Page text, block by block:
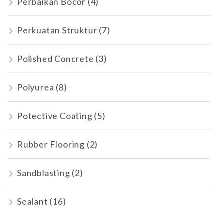
Perkuatan Struktur (7)
Polished Concrete (3)
Polyurea (8)
Potective Coating (5)
Rubber Flooring (2)
Sandblasting (2)
Sealant (16)